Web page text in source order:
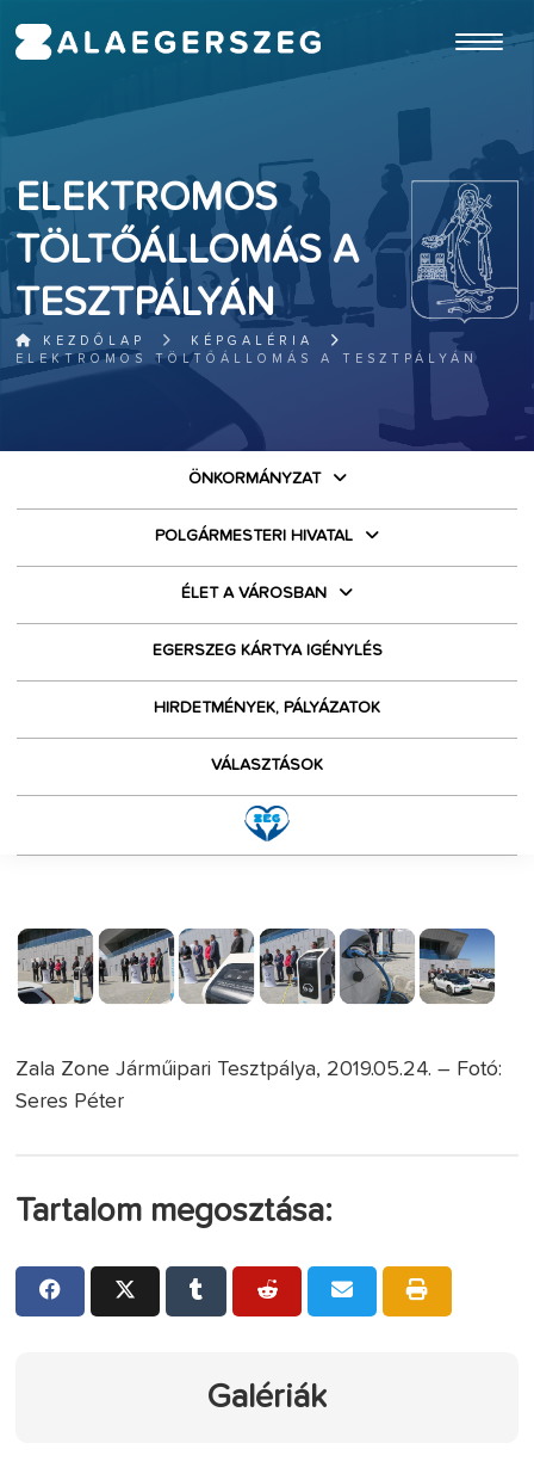
ELEKTROMOS
TÖLTŐÁLLOMÁS A
TESZTPÁLYÁN
KEZDŐLAP
KÉPGALÉRIA
ELEKTROMOS TÖLTŐÁLLOMÁS A TESZTPÁLYÁN
ÖNKORMÁNYZAT
POLGÁRMESTERI HIVATAL
ÉLET A VÁROSBAN
EGERSZEG KÁRTYA IGÉNYLÉS
HIRDETMÉNYEK, PÁLYÁZATOK
VÁLASZTÁSOK
Zala Zone Járműipari Tesztpálya, 2019.05.24. – Fotó:
Seres Péter
Tartalom megosztása:
Galériák